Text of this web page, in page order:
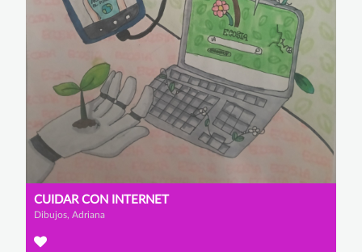
CUIDAR CON INTERNET
Dibujos, Adriana